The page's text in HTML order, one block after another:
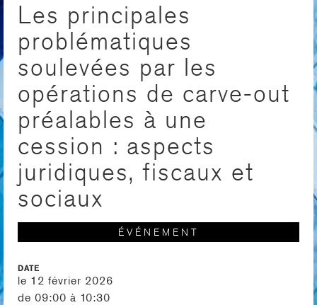
Les principales
problématiques
soulevées par les
opérations de carve-out
préalables à une
cession : aspects
juridiques, fiscaux et
sociaux
ÉVÉNEMENT
DATE
le 12 février 2026
de 09:00 à 10:30